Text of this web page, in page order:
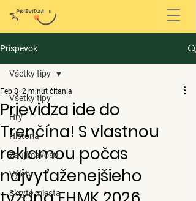
Príspevok
Všetky tipy
Hry
História
Zaujímavosti
Výlety
Skryté miesta
Všetky tipy
Prievidza ide do
Trenčína! S vlastnou
reklamou počas
najvyťaženejšieho
Feb 8 2 minút čítania